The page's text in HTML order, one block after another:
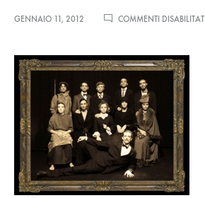
GENNAIO 11, 2012 COMMENTI DISABILITATI